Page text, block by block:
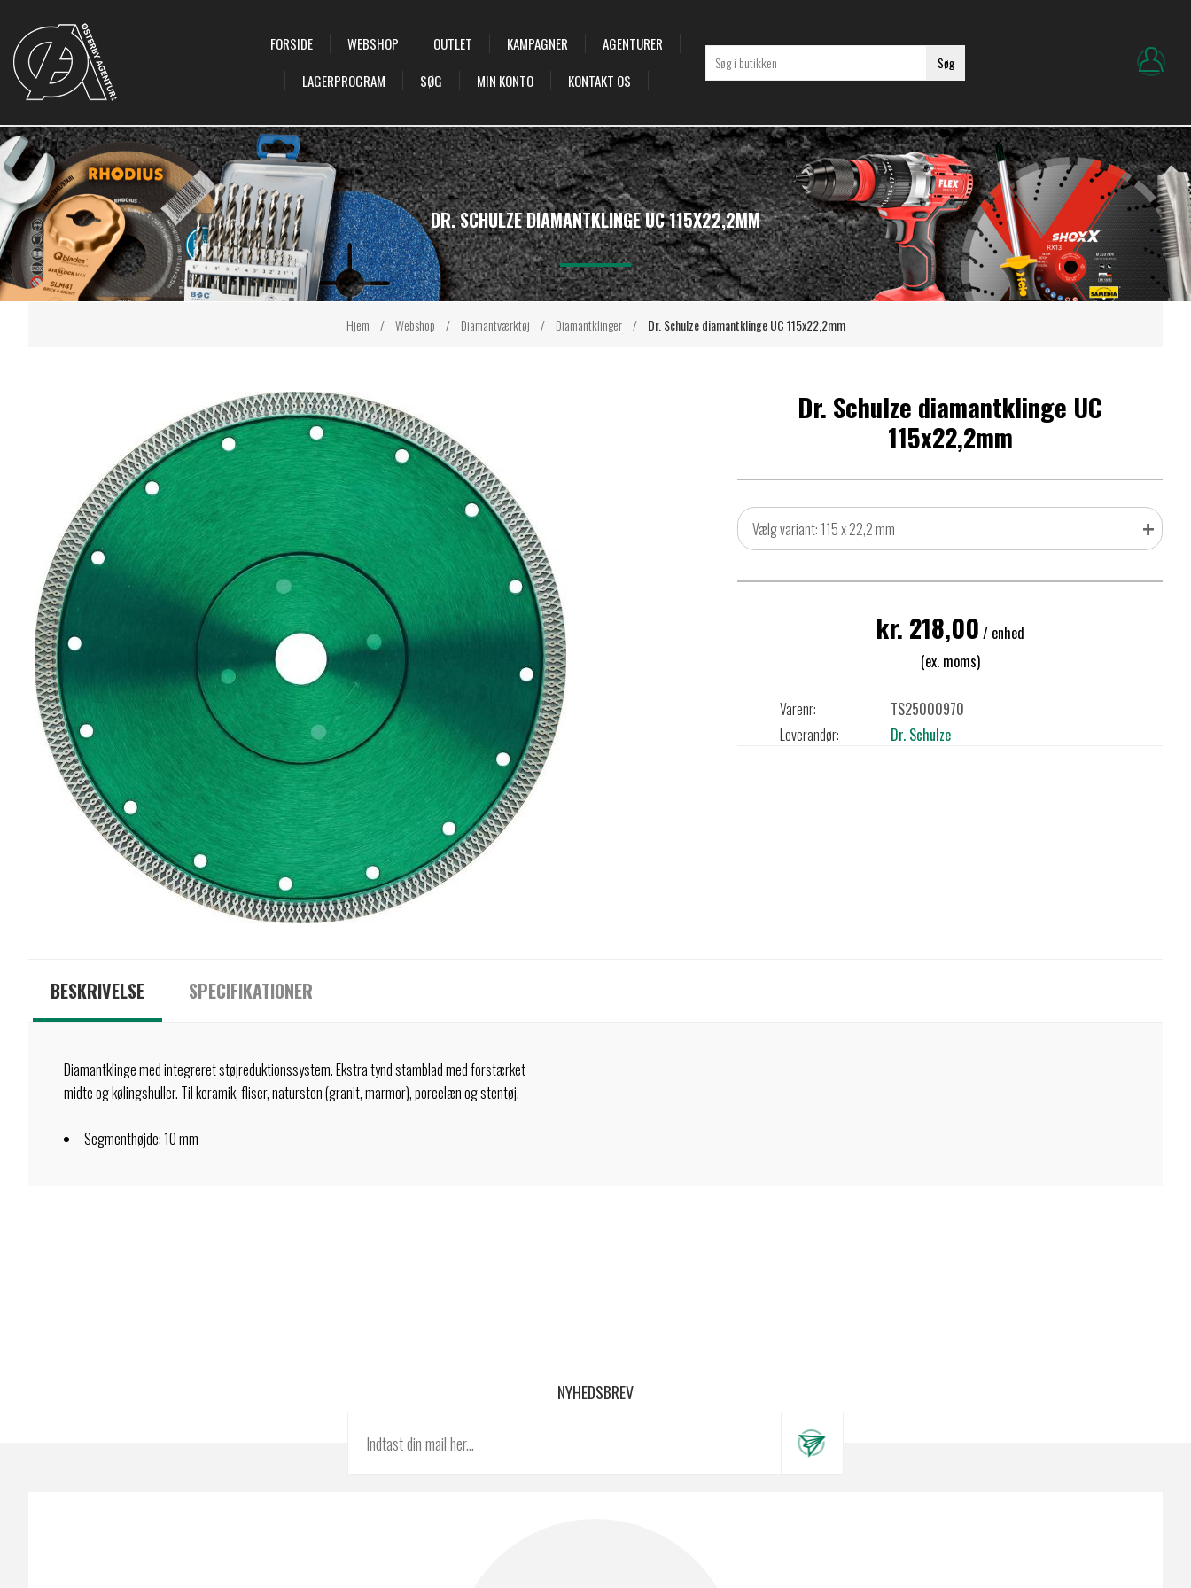
FORSIDE WEBSHOP OUTLET KAMPAGNER
AGENTURER
LAGERPROGRAM
SØG MIN KONTO KONTAKT OS
Søg
Hjem / Webshop / Diamantværktøj / Diamantklinger / Dr. Schulze diamantklinge UC 115x22,2mm
DR. SCHULZE DIAMANTKLINGE UC 115X22,2MM
Dr. Schulze diamantklinge UC
115x22,2mm
Vælg variant: 115 x 22,2 mm +
kr. 218,00 / enhed
(ex. moms)
Varenr:
TS25000970
Leverandør:
Dr. Schulze
BESKRIVELSE SPECIFIKATIONER
Diamantklinge med integreret støjreduktionssystem. Ekstra tynd stamblad med forstærket
midte og kølingshuller. Til keramik, fliser, natursten (granit, marmor), porcelæn og stentøj.
Segmenthøjde: 10 mm
NYHEDSBREV